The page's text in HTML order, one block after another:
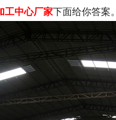
工中心厂家下面给你答案。